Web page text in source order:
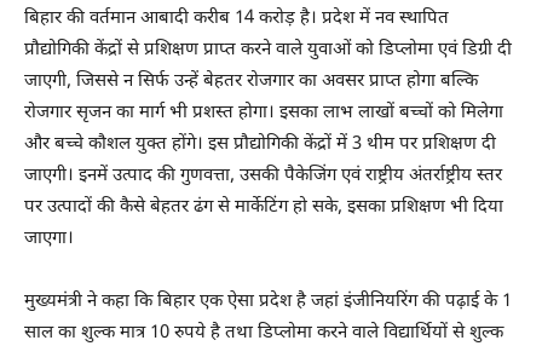
बिहार की वर्तमान आबादी करीब 14 करोड़ है। प्रदेश में नव स्थापित
प्रौद्योगिकी केंद्रों से प्रशिक्षण प्राप्त करने वाले युवाओं को डिप्लोमा एवं डिग्री दी
जाएगी, जिससे न सिर्फ उन्हें बेहतर रोजगार का अवसर प्राप्त होगा बल्कि
रोजगार सृजन का मार्ग भी प्रशस्त होगा। इसका लाभ लाखों बच्चों को मिलेगा
और बच्चे कौशल युक्त होंगे। इस प्रौद्योगिकी केंद्रों में 3 थीम पर प्रशिक्षण दी
जाएगी। इनमें उत्पाद की गुणवत्ता, उसकी पैकेजिंग एवं राष्ट्रीय अंतर्राष्ट्रीय स्तर
पर उत्पादों की कैसे बेहतर ढंग से मार्केटिंग हो सके, इसका प्रशिक्षण भी दिया
जाएगा।
मुख्यमंत्री ने कहा कि बिहार एक ऐसा प्रदेश है जहां इंजीनियरिंग की पढ़ाई के 1
साल का शुल्क मात्र 10 रुपये है तथा डिप्लोमा करने वाले विद्यार्थियों से शुल्क